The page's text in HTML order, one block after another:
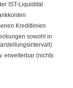
IST-Liquidität
Kreditlinien
sowohl in
erweiterbar (nichts